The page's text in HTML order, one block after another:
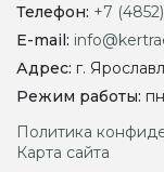
Телефон: +7
E-mail:
Адрес: г.
Режим работы:
Политика
Карта сайта